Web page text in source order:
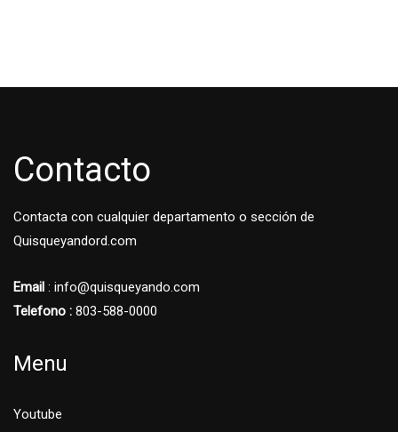
Contacto
Contacta con cualquier departamento o sección de
Quisqueyandord.com
Email : info@quisqueyando.com
Telefono : 803-588-0000
Menu
Youtube